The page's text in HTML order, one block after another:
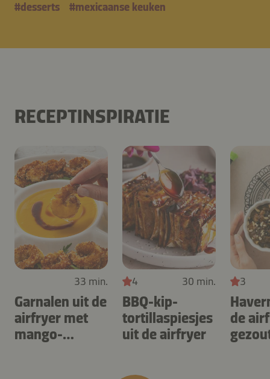
#desserts #mexicaanse keuken
RECEPTINSPIRATIE
33 min.
Garnalen uit de
airfryer met
mango-
4 30 min.
BBQ-kip-
tortillaspiesjes
uit de airfryer
3
de